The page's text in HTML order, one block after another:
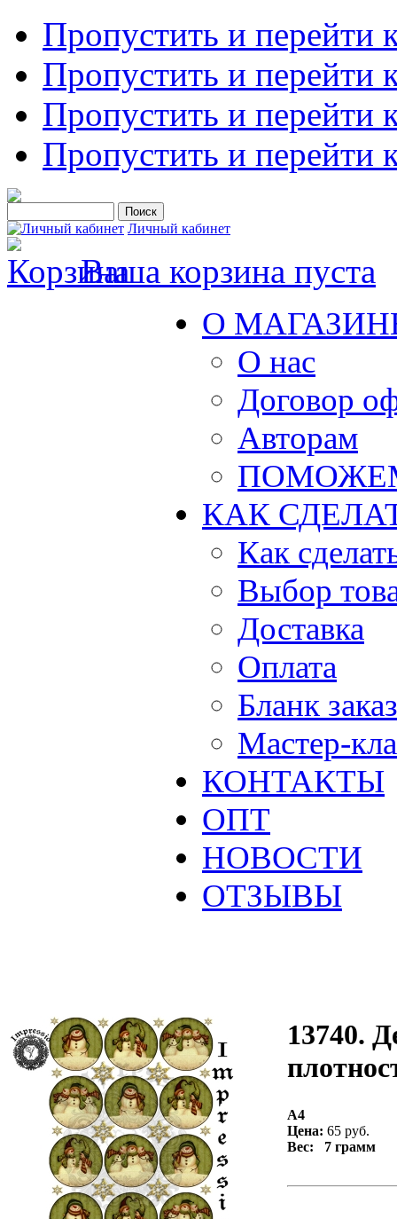
Пропустить и перейти
Пропустить и перейти
Пропустить и перейти
Пропустить и перейти
Личный кабинет
Ваша корзина пуста
О
О нас
Договор
Авторам
КАК
Как
Выбор
Доставка
Оплата
Бланк
Мастер-
КОНТАКТЫ
ОПТ
НОВОСТИ
ОТЗЫВЫ
13740.
А4
Цена: 65 руб.
Вес: 7 грамм